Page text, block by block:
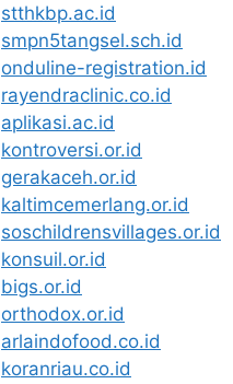
stthkbp.ac.id
smpn5tangsel.sch.id
onduline-registration.id
rayendraclinic.co.id
aplikasi.ac.id
kontroversi.or.id
gerakaceh.or.id
kaltimcemerlang.or.id
soschildrensvillages.or.id
konsuil.or.id
bigs.or.id
orthodox.or.id
arlaindofood.co.id
koranriau.co.id